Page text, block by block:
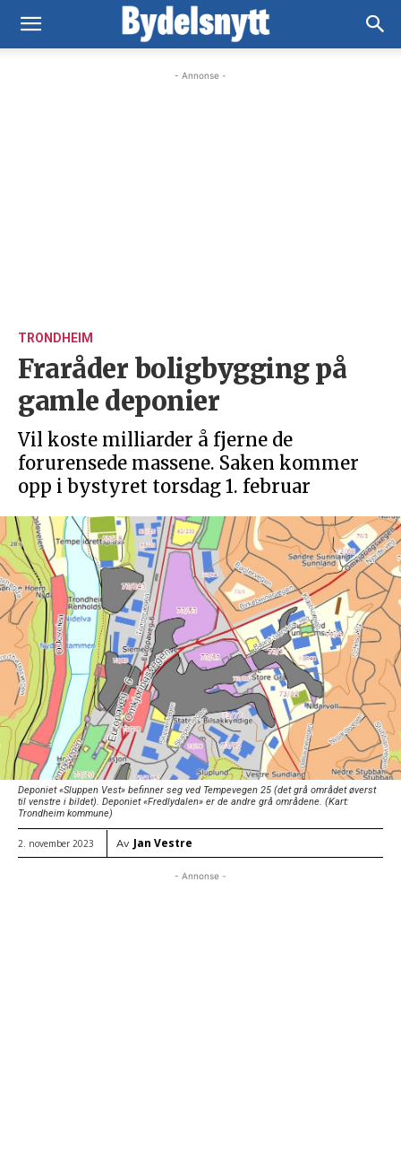
- Annonse -
TRONDHEIM
Fraråder boligbygging på
gamle deponier
Vil koste milliarder å fjerne de
forurensede massene. Saken kommer
opp i bystyret torsdag 1. februar
Deponiet «Sluppen Vest» befinner seg ved Tempevegen 25 (det grå området øverst
til venstre i bildet). Deponiet «Fredlydalen» er de andre grå områdene. (Kart:
Trondheim kommune)
2. november 2023 Av Jan Vestre
- Annonse -